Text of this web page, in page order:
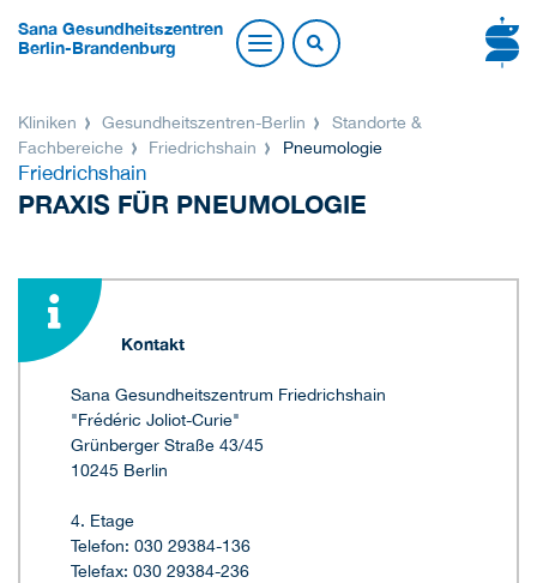
Sana Gesundheitszentren
Berlin-Brandenburg
Kliniken Gesundheitszentren-Berlin
Standorte &
Fachbereiche
Friedrichshain Pneumologie
Friedrichshain
PRAXIS FÜR PNEUMOLOGIE
Kontakt
Sana Gesundheitszentrum Friedrichshain
"Frédéric Joliot-Curie"
Grünberger Straße 43/45
10245 Berlin
4. Etage
Telefon: 030 29384-136
Telefax: 030 29384-236